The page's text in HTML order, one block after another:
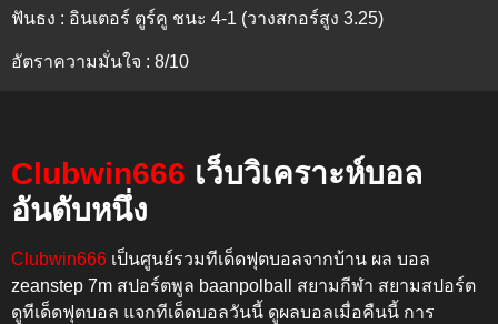
ฟันธง : อินเตอร์ ตูร์คู ชนะ 4-1 (วางสกอร์สูง 3.25)
อัตราความมั่นใจ : 8/10
Clubwin666 เว็บวิเคราะห์บอล
อันดับหนึ่ง
Clubwin666 เป็นศูนย์รวมทีเด็ดฟุตบอลจากบ้าน ผล บอล
zeanstep 7m สปอร์ตพูล baanpolball สยามกีฬา สยามสปอร์ต
ดูทีเด็ดฟุตบอล แจกทีเด็ดบอลวันนี้ ดูผลบอลเมื่อคืนนี้ การ